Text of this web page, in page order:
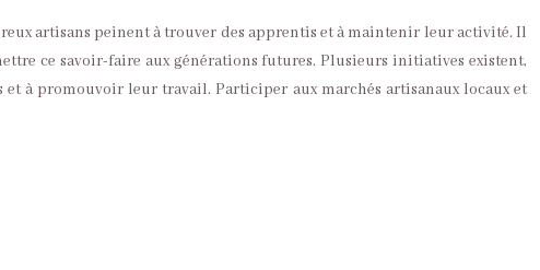
artisans peinent à trouver des apprentis et à maintenir leur activité. Il
ce savoir-faire aux générations futures. Plusieurs initiatives existent,
à promouvoir leur travail. Participer aux marchés artisanaux locaux et